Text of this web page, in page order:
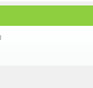
突破！